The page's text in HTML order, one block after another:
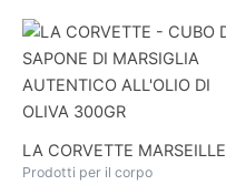
LA CORVETTE MARSEILLE
Prodotti per il corpo